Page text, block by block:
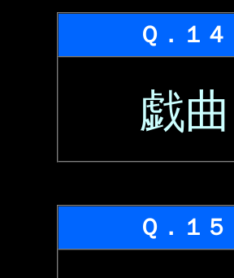
Ｑ．１４
戯曲
Ｑ．１５